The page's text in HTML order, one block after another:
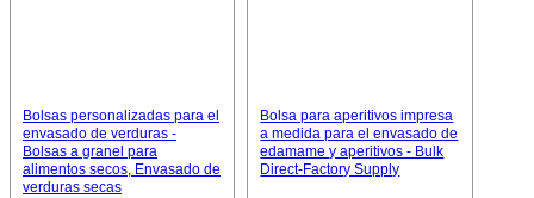
Bolsas personalizadas para el
envasado de verduras -
Bolsas a granel para
alimentos secos, Envasado de
verduras secas
Bolsa para aperitivos impresa
a medida para el envasado de
edamame y aperitivos - Bulk
Direct-Factory Supply